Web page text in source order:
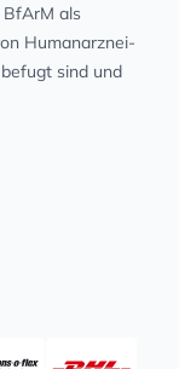
als
Human­arz­nei­
sind und